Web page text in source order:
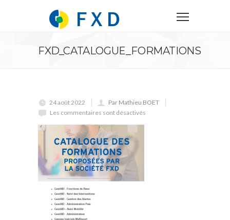
FXD_CATALOGUE_FORMATIONS
24 août 2022
Par Mathieu BOET
Les commentaires sont désactivés